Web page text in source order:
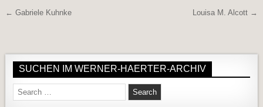
Beitragsnavigation Louisa M. Alcott →
← Gabriele Kuhnke
SUCHEN IM WERNER-HAERTER-ARCHIV
Search for: